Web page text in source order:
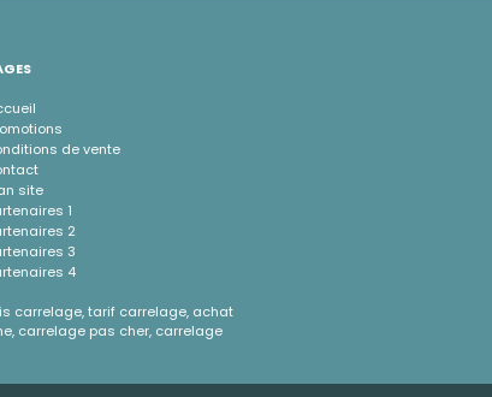
de vente
site
1
2
3
4
carrelage, tarif carrelage, achat
carrelage pas cher, carrelage